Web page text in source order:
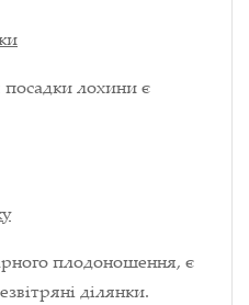
лохини є
плодоношення, є
ділянки.